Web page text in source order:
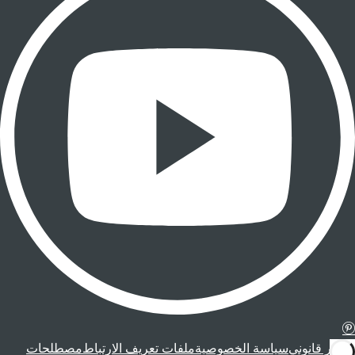
إشعار قانونيسياسة الخصوصيةملفات تعريف الارتباطمصطلحات